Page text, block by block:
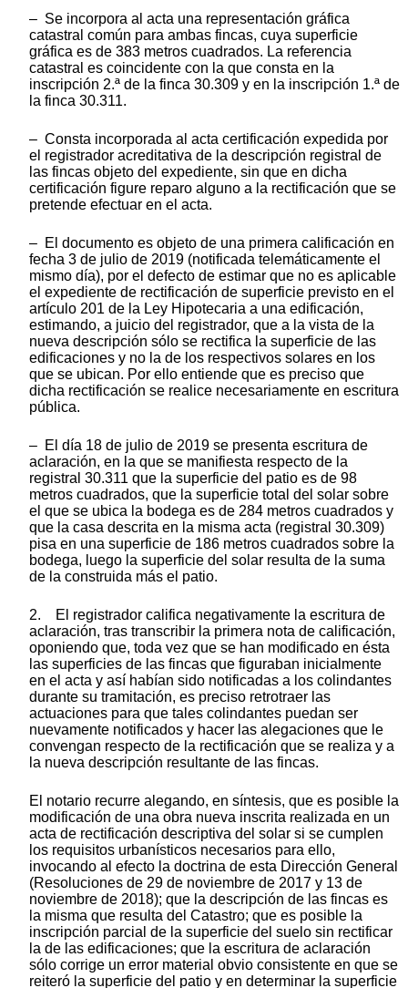
– Se incorpora al acta una representación gráfica
catastral común para ambas fincas, cuya superficie
gráfica es de 383 metros cuadrados. La referencia
catastral es coincidente con la que consta en la
inscripción 2.ª de la finca 30.309 y en la inscripción 1.ª de
la finca 30.311.
– Consta incorporada al acta certificación expedida por
el registrador acreditativa de la descripción registral de
las fincas objeto del expediente, sin que en dicha
certificación figure reparo alguno a la rectificación que se
pretende efectuar en el acta.
– El documento es objeto de una primera calificación en
fecha 3 de julio de 2019 (notificada telemáticamente el
mismo día), por el defecto de estimar que no es aplicable
el expediente de rectificación de superficie previsto en el
artículo 201 de la Ley Hipotecaria a una edificación,
estimando, a juicio del registrador, que a la vista de la
nueva descripción sólo se rectifica la superficie de las
edificaciones y no la de los respectivos solares en los
que se ubican. Por ello entiende que es preciso que
dicha rectificación se realice necesariamente en escritura
pública.
– El día 18 de julio de 2019 se presenta escritura de
aclaración, en la que se manifiesta respecto de la
registral 30.311 que la superficie del patio es de 98
metros cuadrados, que la superficie total del solar sobre
el que se ubica la bodega es de 284 metros cuadrados y
que la casa descrita en la misma acta (registral 30.309)
pisa en una superficie de 186 metros cuadrados sobre la
bodega, luego la superficie del solar resulta de la suma
de la construida más el patio.
2. El registrador califica negativamente la escritura de
aclaración, tras transcribir la primera nota de calificación,
oponiendo que, toda vez que se han modificado en ésta
las superficies de las fincas que figuraban inicialmente
en el acta y así habían sido notificadas a los colindantes
durante su tramitación, es preciso retrotraer las
actuaciones para que tales colindantes puedan ser
nuevamente notificados y hacer las alegaciones que le
convengan respecto de la rectificación que se realiza y a
la nueva descripción resultante de las fincas.
El notario recurre alegando, en síntesis, que es posible la
modificación de una obra nueva inscrita realizada en un
acta de rectificación descriptiva del solar si se cumplen
los requisitos urbanísticos necesarios para ello,
invocando al efecto la doctrina de esta Dirección General
(Resoluciones de 29 de noviembre de 2017 y 13 de
noviembre de 2018); que la descripción de las fincas es
la misma que resulta del Catastro; que es posible la
inscripción parcial de la superficie del suelo sin rectificar
la de las edificaciones; que la escritura de aclaración
sólo corrige un error material obvio consistente en que se
reiteró la superficie del patio y en determinar la superficie